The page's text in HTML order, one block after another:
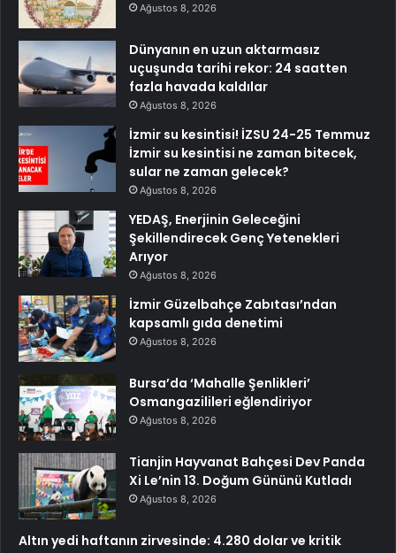
Ağustos 8, 2026
Dünyanın en uzun aktarmasız
uçuşunda tarihi rekor: 24 saatten
fazla havada kaldılar
Ağustos 8, 2026
İzmir su kesintisi! İZSU 24-25 Temmuz
İzmir su kesintisi ne zaman bitecek,
sular ne zaman gelecek?
Ağustos 8, 2026
YEDAŞ, Enerjinin Geleceğini
Şekillendirecek Genç Yetenekleri
Arıyor
Ağustos 8, 2026
İzmir Güzelbahçe Zabıtası’ndan
kapsamlı gıda denetimi
Ağustos 8, 2026
Bursa’da ‘Mahalle Şenlikleri’
Osmangazilileri eğlendiriyor
Ağustos 8, 2026
Tianjin Hayvanat Bahçesi Dev Panda
Xi Le’nin 13. Doğum Gününü Kutladı
Ağustos 8, 2026
Altın yedi haftanın zirvesinde: 4.280 dolar ve kritik